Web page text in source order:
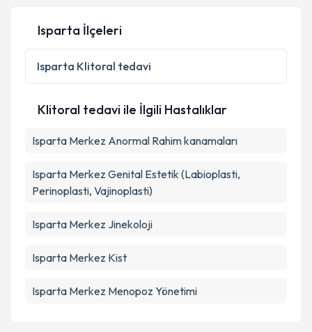
Kişisel verilerimin işlenmesine ilişkin
kapsamda işlenmesini kabul ediyorum.
Takvim Talebini Gönder
Isparta İlçeleri
Isparta Klitoral tedavi
Klitoral tedavi ile İlgili Hastalıklar
Isparta Merkez Anormal Rahim kanamaları
Isparta Merkez Genital Estetik (Labioplasti,
Perinoplasti, Vajinoplasti)
Isparta Merkez Jinekoloji
Isparta Merkez Kist
Isparta Merkez Menopoz Yönetimi